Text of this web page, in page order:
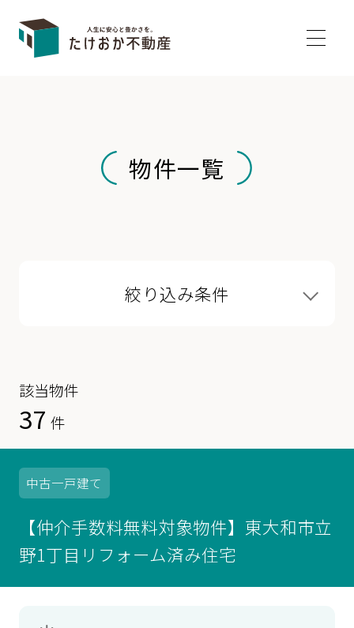
物件一覧
絞り込み条件
該当物件
37 件
中古一戸建て
【仲介手数料無料対象物件】東大和市立
野1丁目リフォーム済み住宅